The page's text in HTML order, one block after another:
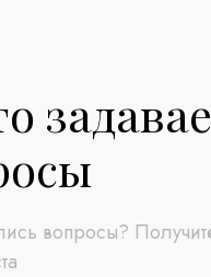
вопросы?